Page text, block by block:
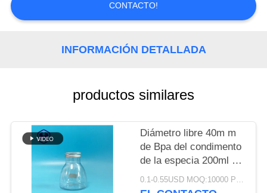
NOTICIAS
TRABAJO
EL
BLOG
SOLICITAR
CONTACTO!
INFORMACIÓN DETALLADA
productos similares
Diámetro libre 40m m
de Bpa del condimento
de la especia 200ml del
tarro redondo del
envase de plástico
0.1-0.55USD MOQ:10000 PCS